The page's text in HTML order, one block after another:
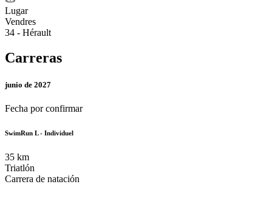
Lugar
Vendres
34 - Hérault
Carreras
junio de 2027
Fecha por confirmar
SwimRun L - Individuel
35 km
Triatlón
Carrera de natación